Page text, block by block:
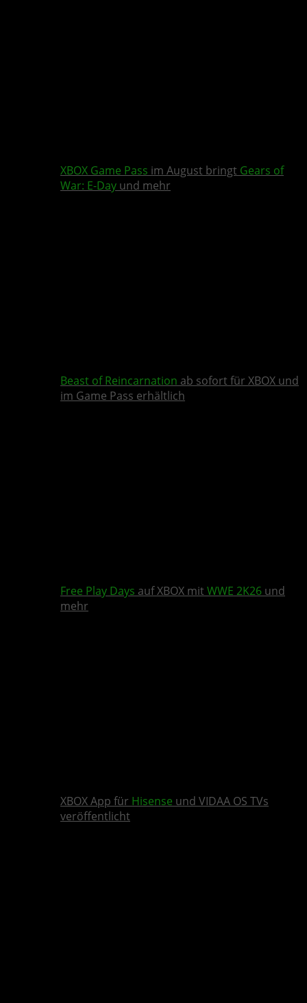
XBOX Game Pass im August bringt Gears of
War: E-Day und mehr
Beast of Reincarnation ab sofort für XBOX und
im Game Pass erhältlich
Free Play Days auf XBOX mit WWE 2K26 und
mehr
XBOX App für Hisense und VIDAA OS TVs
veröffentlicht